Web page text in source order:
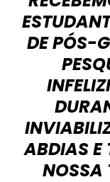
DE PÓS-
ABDIAS E
NOSSA